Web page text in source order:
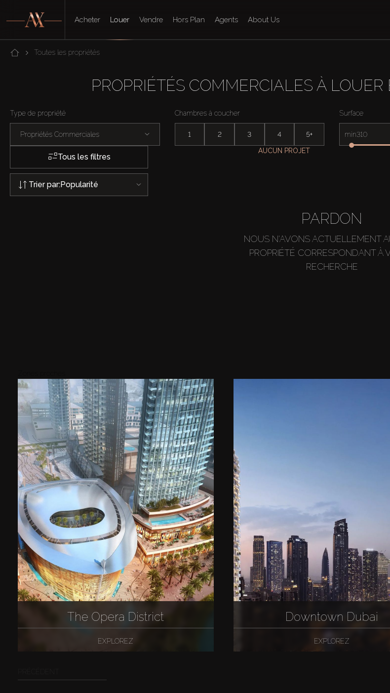
Acheter Louer Vendre Hors Plan Agents About Us
Toutes les propriétés
PROPRIÉTÉS COMMERCIALES À
Type de propriété
Propriétés Commerciales
Chambres à coucher
1 2 3 4 5+
Surface
min
Tous les filtres
AUCUN PROJET
Trier par:Popularité
PARDON
NOUS N'AVONS ACTUELLEMENT
PROPRIÉTÉ CORRESPONDANT À
RECHERCHE
The Opera District
EXPLOREZ
Downtown Dubai
EXPLOREZ